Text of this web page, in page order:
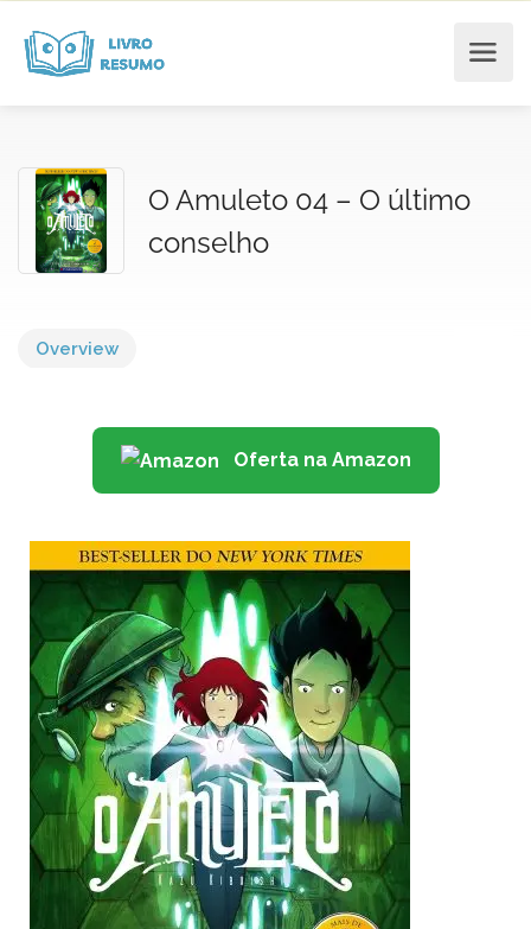
O Amuleto 04 – O último
conselho
Overview
Oferta na Amazon